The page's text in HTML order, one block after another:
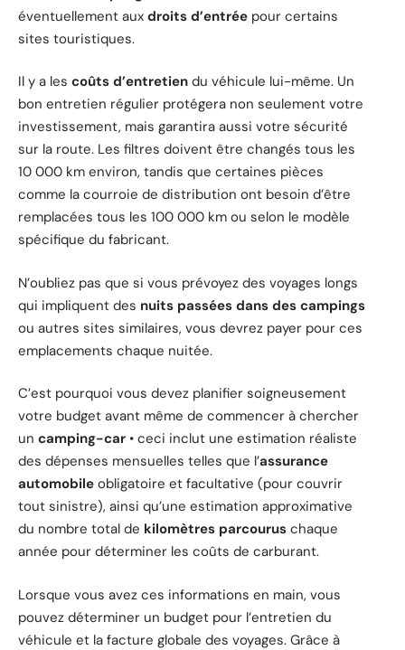
éventuellement aux droits d’entrée pour certains
sites touristiques.
Il y a les coûts d’entretien du véhicule lui-même. Un
bon entretien régulier protégera non seulement votre
investissement, mais garantira aussi votre sécurité
sur la route. Les filtres doivent être changés tous les
10 000 km environ, tandis que certaines pièces
comme la courroie de distribution ont besoin d’être
remplacées tous les 100 000 km ou selon le modèle
spécifique du fabricant.
N’oubliez pas que si vous prévoyez des voyages longs
qui impliquent des nuits passées dans des campings
ou autres sites similaires, vous devrez payer pour ces
emplacements chaque nuitée.
C’est pourquoi vous devez planifier soigneusement
votre budget avant même de commencer à chercher
un camping-car • ceci inclut une estimation réaliste
des dépenses mensuelles telles que l’assurance
automobile obligatoire et facultative (pour couvrir
tout sinistre), ainsi qu’une estimation approximative
du nombre total de kilomètres parcourus chaque
année pour déterminer les coûts de carburant.
Lorsque vous avez ces informations en main, vous
pouvez déterminer un budget pour l’entretien du
véhicule et la facture globale des voyages. Grâce à